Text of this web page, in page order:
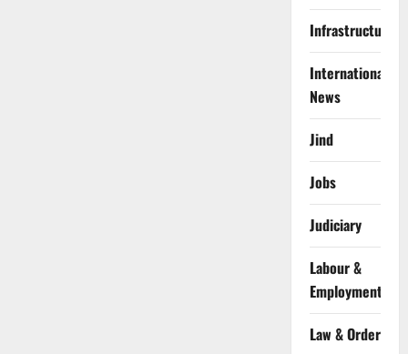
Infrastructure
International
News
Jind
Jobs
Judiciary
Labour &
Employment
Law & Order